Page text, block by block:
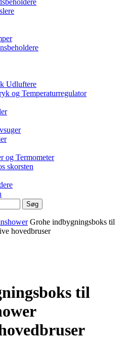
Udluftere
og Temperaturregulator
og Termometer
skorsten
Søg
Grohe indbygningsboks til
hovedbruser
til